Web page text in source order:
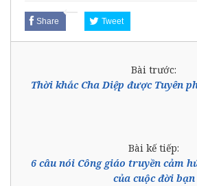
Share Tweet
Bài trước:
Thời khắc Cha Diệp được Tuyên
Bài kế tiếp:
6 câu nói Công giáo truyền cảm
của cuộc đời bạn